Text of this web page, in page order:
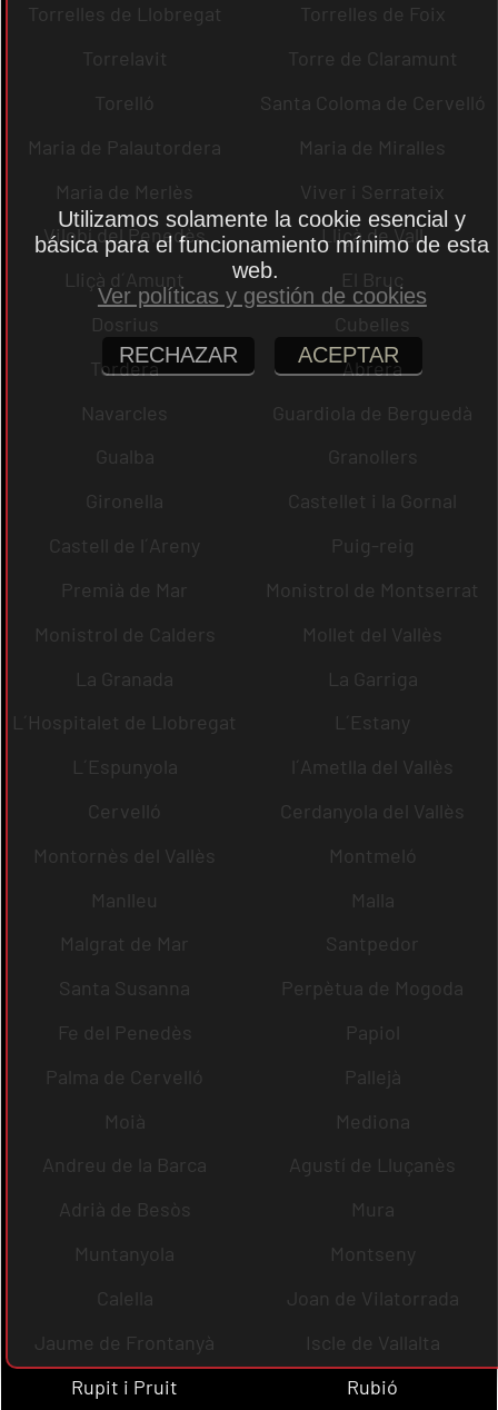
Torrelles de Llobregat
Torrelles de Foix
Torrelavit
Torre de Claramunt
Torelló
Santa Coloma de Cervelló
Maria de Palautordera
Maria de Miralles
Maria de Merlès
Viver i Serrateix
Vilobí del Penedès
Lliçà de Vall
Lliçà d´Amunt
El Bruc
Dosrius
Cubelles
Tordera
Abrera
Navarcles
Guardiola de Berguedà
Gualba
Granollers
Gironella
Castellet i la Gornal
Castell de l´Areny
Puig-reig
Premià de Mar
Monistrol de Montserrat
Monistrol de Calders
Mollet del Vallès
La Granada
La Garriga
L´Hospitalet de Llobregat
L´Estany
L´Espunyola
l´Ametlla del Vallès
Cervelló
Cerdanyola del Vallès
Montornès del Vallès
Montmeló
Manlleu
Malla
Malgrat de Mar
Santpedor
Santa Susanna
Perpètua de Mogoda
Fe del Penedès
Papiol
Palma de Cervelló
Pallejà
Moià
Mediona
Andreu de la Barca
Agustí de Lluçanès
Adrià de Besòs
Mura
Muntanyola
Montseny
Calella
Joan de Vilatorrada
Jaume de Frontanyà
Iscle de Vallalta
Rupit i Pruit
Rubió
Utilizamos solamente la cookie esencial y
básica para el funcionamiento mínimo de esta
web.
Ver políticas y gestión de cookies
RECHAZAR ACEPTAR